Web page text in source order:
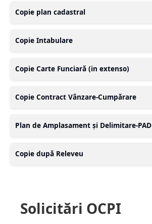
Copie plan cadastral
Copie Intabulare
Copie Carte Funciară (in extenso)
Copie Contract Vânzare-Cumpărare
Plan de Amplasament și Delimitare-PAD
Copie după Releveu
Solicitări OCPI